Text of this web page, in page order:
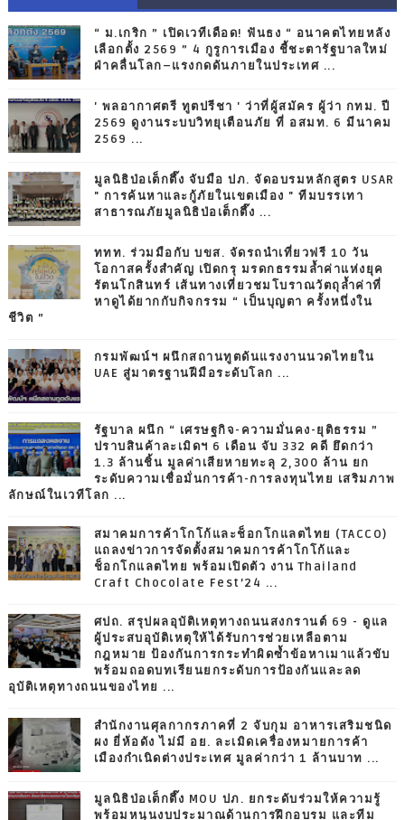
“ ม.เกริก ” เปิดเวทีเดือด! ฟันธง “ อนาคตไทยหลัง
เลือกตั้ง 2569 ” 4 กูรูการเมือง ชี้ชะตารัฐบาลใหม่
ฝ่าคลื่นโลก–แรงกดดันภายในประเทศ ...
' พลอากาศตรี ทูตปรีชา ' ว่าที่ผู้สมัคร ผู้ว่า กทม. ปี
2569 ดูงานระบบวิทยุเตือนภัย ที่ อสมท. 6 มีนาคม
2569 ...
มูลนิธิป่อเต็กตึ๊ง จับมือ ปภ. จัดอบรมหลักสูตร USAR
" การค้นหาและกู้ภัยในเขตเมือง " ทีมบรรเทา
สาธารณภัยมูลนิธิป่อเต็กตึ๊ง ...
ททท. ร่วมมือกับ บขส. จัดรถนำเที่ยวฟรี 10 วัน
โอกาสครั้งสำคัญ เปิดกรุ มรดกธรรมล้ำค่าแห่งยุค
รัตนโกสินทร์ เส้นทางเที่ยวชมโบราณวัตถุล้ำค่าที่
หาดูได้ยากกับกิจกรรม “ เป็นบุญตา ครั้งหนึ่งใน
ชีวิต ”
กรมพัฒน์ฯ ผนึกสถานทูตดันแรงงานนวดไทยใน
UAE สู่มาตรฐานฝีมือระดับโลก ...
รัฐบาล ผนึก “ เศรษฐกิจ-ความมั่นคง-ยุติธรรม ”
ปราบสินค้าละเมิดฯ 6 เดือน จับ 332 คดี ยึดกว่า
1.3 ล้านชิ้น มูลค่าเสียหายทะลุ 2,300 ล้าน ยก
ระดับความเชื่อมั่นการค้า-การลงทุนไทย เสริมภาพ
ลักษณ์ในเวทีโลก ...
สมาคมการค้าโกโก้และช็อกโกแลตไทย (TACCO)
แถลงข่าวการจัดตั้งสมาคมการค้าโกโก้และ
ช็อกโกแลตไทย พร้อมเปิดตัว งาน Thailand
Craft Chocolate Fest’24 ...
ศปถ. สรุปผลอุบัติเหตุทางถนนสงกรานต์ 69 - ดูแล
ผู้ประสบอุบัติเหตุให้ได้รับการช่วยเหลือตาม
กฎหมาย ป้องกันการกระทำผิดซ้ำข้อหาเมาแล้วขับ
พร้อมถอดบทเรียนยกระดับการป้องกันและลด
อุบัติเหตุทางถนนของไทย ...
สำนักงานศุลกากรภาคที่ 2 จับกุม อาหารเสริมชนิด
ผง ยี่ห้อดัง ไม่มี อย. ละเมิดเครื่องหมายการค้า
เมืองกำเนิดต่างประเทศ มูลค่ากว่า 1 ล้านบาท ...
มูลนิธิป่อเต็กตึ๊ง MOU ปภ. ยกระดับร่วมให้ความรู้
พร้อมหนุนงบประมาณด้านการฝึกอบรม และทีม